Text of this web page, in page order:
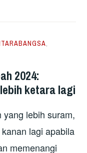
,
2024:
ketara lagi
lebih suram,
lagi apabila
memenangi